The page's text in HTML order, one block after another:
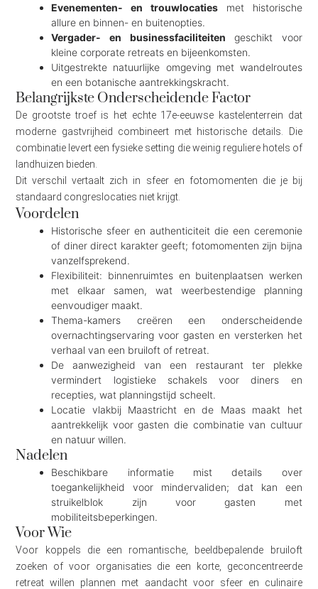
Evenementen- en trouwlocaties met historische
allure en binnen- en buitenopties.
Vergader- en businessfaciliteiten geschikt voor
kleine corporate retreats en bijeenkomsten.
Uitgestrekte natuurlijke omgeving met wandelroutes
en een botanische aantrekkingskracht.
Belangrijkste Onderscheidende Factor
De grootste troef is het echte 17e-eeuwse kastelenterrein dat
moderne gastvrijheid combineert met historische details. Die
combinatie levert een fysieke setting die weinig reguliere hotels of
landhuizen bieden.
Dit verschil vertaalt zich in sfeer en fotomomenten die je bij
standaard congreslocaties niet krijgt.
Voordelen
Historische sfeer en authenticiteit die een ceremonie
of diner direct karakter geeft; fotomomenten zijn bijna
vanzelfsprekend.
Flexibiliteit: binnenruimtes en buitenplaatsen werken
met elkaar samen, wat weerbestendige planning
eenvoudiger maakt.
Thema-kamers creëren een onderscheidende
overnachtingservaring voor gasten en versterken het
verhaal van een bruiloft of retreat.
De aanwezigheid van een restaurant ter plekke
vermindert logistieke schakels voor diners en
recepties, wat planningstijd scheelt.
Locatie vlakbij Maastricht en de Maas maakt het
aantrekkelijk voor gasten die combinatie van cultuur
en natuur willen.
Nadelen
Beschikbare informatie mist details over
toegankelijkheid voor mindervaliden; dat kan een
struikelblok zijn voor gasten met
mobiliteitsbeperkingen.
Voor Wie
Voor koppels die een romantische, beeldbepalende bruiloft
zoeken of voor organisaties die een korte, geconcentreerde
retreat willen plannen met aandacht voor sfeer en culinaire